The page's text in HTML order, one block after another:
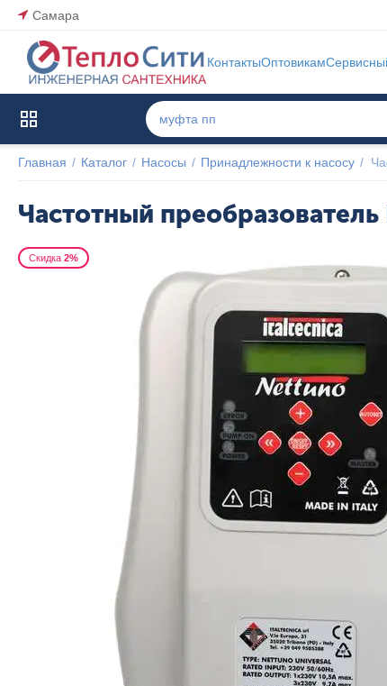
Самара
КонтактыОптовикам
Главная / Каталог / Насосы / Принадлежности к насосу /
Частотный
Скидка 2%